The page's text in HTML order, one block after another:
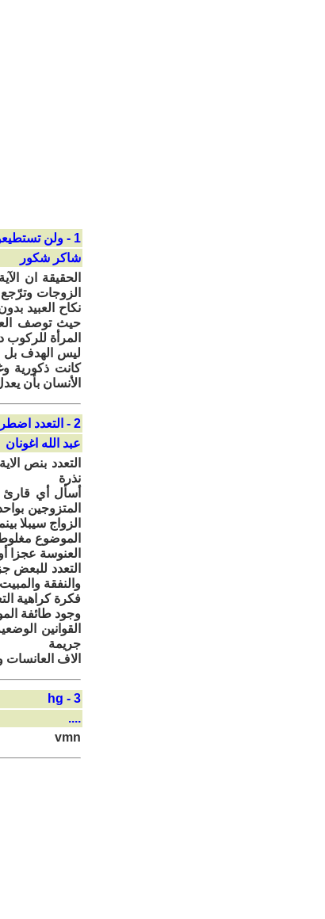
1 - ولن تستطيعوا أن تعدلوا
شاكر شكور
الحقيقة ان
الزوجات
نكاح العبيد
حيث توصف
المرأة
ليس الهدف بل
كانت ذكورية
الأنسان بأن
2 - التعدد اضطرار والمشكلة في العنوسة والفساد
عبد الله اغونان
التعدد بنص
نذرة
أسأل أي
المتزوجين
الزواج سيبلا
الموضوع
العنوسة عجزا
التعدد للبعض
والنفقة والمبيت
فكرة كراهية
وجود طائفة
القوانين
جريمة
الاف
3 - hg
....
vmn